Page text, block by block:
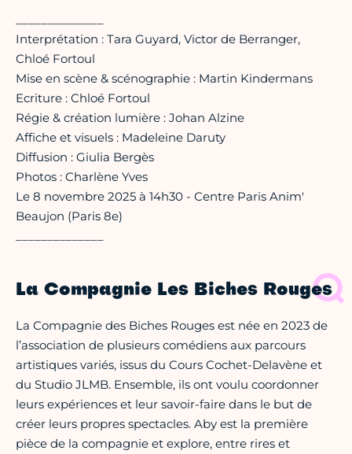
Interprétation : Tara Guyard, Victor de Berranger,
Chloé Fortoul
Mise en scène & scénographie : Martin Kindermans
Ecriture : Chloé Fortoul
Régie & création lumière : Johan Alzine
Affiche et visuels : Madeleine Daruty
Diffusion : Giulia Bergès
Photos : Charlène Yves
Le 8 novembre 2025 à 14h30 - Centre Paris Anim'
Beaujon (Paris 8e)
La Compagnie Les Biches Rouges
La Compagnie des Biches Rouges est née en 2023 de
l’association de plusieurs comédiens aux parcours
artistiques variés, issus du Cours Cochet-Delavène et
du Studio JLMB. Ensemble, ils ont voulu coordonner
leurs expériences et leur savoir-faire dans le but de
créer leurs propres spectacles. Aby est la première
pièce de la compagnie et explore, entre rires et